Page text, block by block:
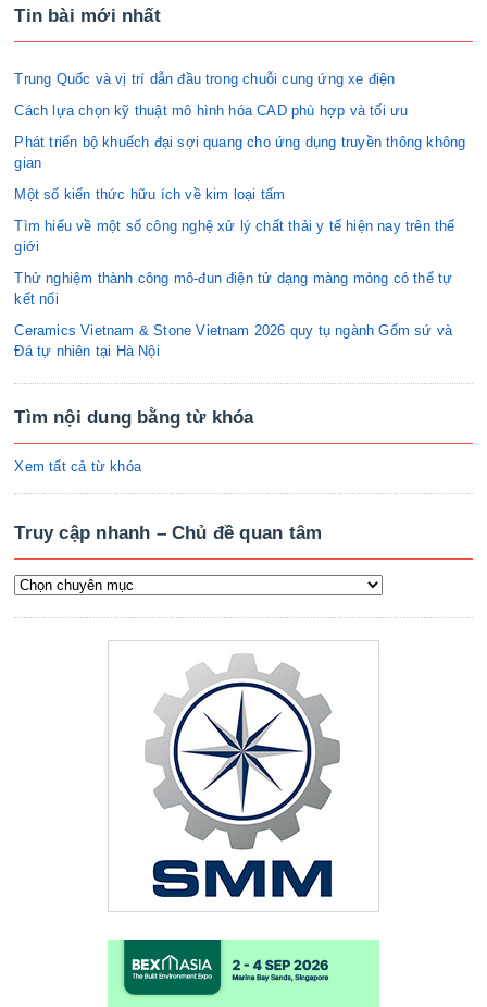
Tin bài mới nhất
Trung Quốc và vị trí dẫn đầu trong chuỗi cung ứng xe điện
Cách lựa chọn kỹ thuật mô hình hóa CAD phù hợp và tối ưu
Phát triển bộ khuếch đại sợi quang cho ứng dụng truyền thông không
gian
Một số kiến thức hữu ích về kim loại tấm
Tìm hiểu về một số công nghệ xử lý chất thải y tế hiện nay trên thế
giới
Thử nghiệm thành công mô-đun điện tử dạng màng mỏng có thể tự
kết nối
Ceramics Vietnam & Stone Vietnam 2026 quy tụ ngành Gốm sứ và
Đá tự nhiên tại Hà Nội
Tìm nội dung bằng từ khóa
Xem tất cả từ khóa
Truy cập nhanh – Chủ đề quan tâm